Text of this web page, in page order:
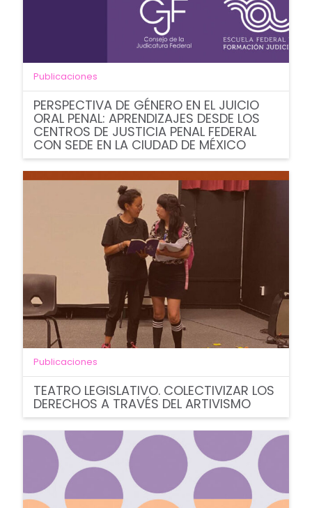
Publicaciones
PERSPECTIVA DE GÉNERO EN EL JUICIO
ORAL PENAL: APRENDIZAJES DESDE LOS
CENTROS DE JUSTICIA PENAL FEDERAL
CON SEDE EN LA CIUDAD DE MÉXICO
Publicaciones
TEATRO LEGISLATIVO. COLECTIVIZAR LOS
DERECHOS A TRAVÉS DEL ARTIVISMO